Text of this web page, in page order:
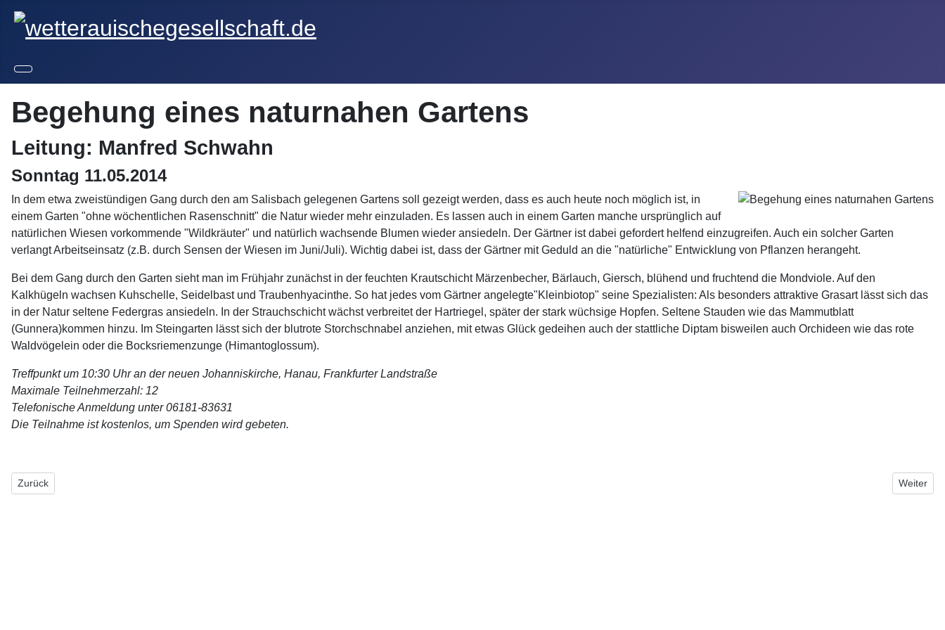
Begehung eines naturnahen Gartens
Leitung: Manfred Schwahn
Sonntag 11.05.2014
In dem etwa zweistündigen Gang durch den am Salisbach gelegenen Gartens soll gezeigt werden, dass es auch heute noch möglich ist, in
einem Garten "ohne wöchentlichen Rasenschnitt" die Natur wieder mehr einzuladen. Es lassen auch in einem Garten manche ursprünglich auf
natürlichen Wiesen vorkommende "Wildkräuter" und natürlich wachsende Blumen wieder ansiedeln. Der Gärtner ist dabei gefordert helfend einzugreifen. Auch ein solcher Garten
verlangt Arbeitseinsatz (z.B. durch Sensen der Wiesen im Juni/Juli). Wichtig dabei ist, dass der Gärtner mit Geduld an die "natürliche" Entwicklung von Pflanzen herangeht.
Bei dem Gang durch den Garten sieht man im Frühjahr zunächst in der feuchten Krautschicht Märzenbecher, Bärlauch, Giersch, blühend und fruchtend die Mondviole. Auf den
Kalkhügeln wachsen Kuhschelle, Seidelbast und Traubenhyacinthe. So hat jedes vom Gärtner angelegte"Kleinbiotop" seine Spezialisten: Als besonders attraktive Grasart lässt sich das
in der Natur seltene Federgras ansiedeln. In der Strauchschicht wächst verbreitet der Hartriegel, später der stark wüchsige Hopfen. Seltene Stauden wie das Mammutblatt
(Gunnera)kommen hinzu. Im Steingarten lässt sich der blutrote Storchschnabel anziehen, mit etwas Glück gedeihen auch der stattliche Diptam bisweilen auch Orchideen wie das rote
Waldvögelein oder die Bocksriemenzunge (Himantoglossum).
Treffpunkt um 10:30 Uhr an der neuen Johanniskirche, Hanau, Frankfurter Landstraße
Maximale Teilnehmerzahl: 12
Telefonische Anmeldung unter 06181-83631
Die Teilnahme ist kostenlos, um Spenden wird gebeten.
Vorheriger Beitrag: Fahrradexkursion in die Bulau im Raum Hanau – Erlensee
Zurück Nächster
Weiter